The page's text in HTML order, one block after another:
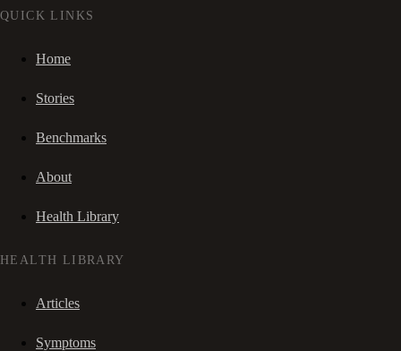
QUICK LINKS
Home
Stories
Benchmarks
About
Health Library
HEALTH LIBRARY
Articles
Symptoms